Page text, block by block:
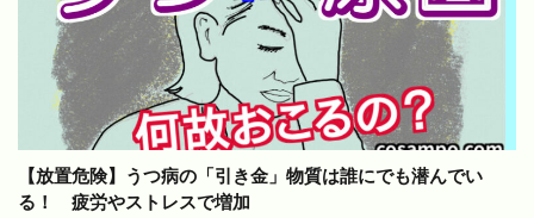
【放置危険】うつ病の「引き金」物質は誰にでも潜んでい
る！ 疲労やストレスで増加